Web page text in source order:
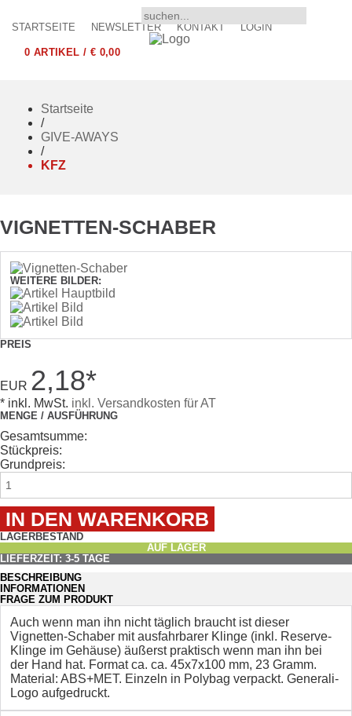
STARTSEITE NEWSLETTER KONTAKT LOGIN
0 ARTIKEL / € 0,00
Startseite
/
GIVE-AWAYS
/
KFZ
VIGNETTEN-SCHABER
WEITERE BILDER:
PREIS
EUR 2,18*
* inkl. MwSt. inkl. Versandkosten für AT
MENGE / AUSFÜHRUNG
Gesamtsumme:
Stückpreis:
Grundpreis:
LAGERBESTAND
AUF LAGER
LIEFERZEIT: 3-5 TAGE
BESCHREIBUNG
INFORMATIONEN
FRAGE ZUM PRODUKT
Auch wenn man ihn nicht täglich braucht ist dieser
Vignetten-Schaber mit ausfahrbarer Klinge (inkl. Reserve-
Klinge im Gehäuse) äußerst praktisch wenn man ihn bei
der Hand hat. Format ca. ca. 45x7x100 mm, 23 Gramm.
Material: ABS+MET. Einzeln in Polybag verpackt. Generali-
Logo aufgedruckt.